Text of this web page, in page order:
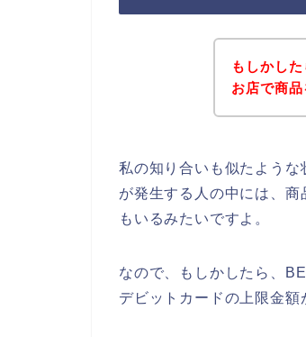
もしかし
お店で商
私の知り合いも似たよう
が発生する人の中には、
もいるみたいですよ。
なので、もしかしたら、
デビットカードの上限金